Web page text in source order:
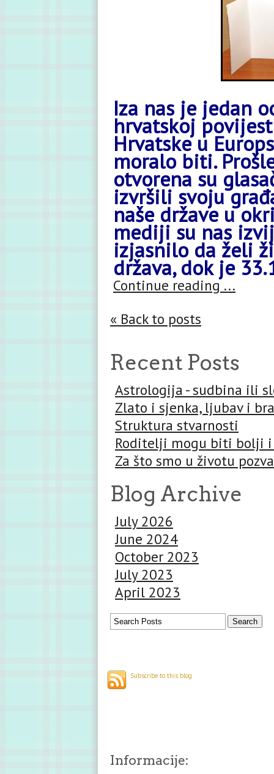
Iza nas je jedan
hrvatskoj
Hrvatske u
moralo biti.
otvorena su
izvršili svoju
naše države u
mediji su nas
izjasnilo da želi
država, dok je
Continue reading ...
« Back to posts
Recent Posts
Astrologija - sudbina ili
Zlato i sjenka, ljubav i
Struktura stvarnosti
Roditelji mogu biti bolji
Za što smo u životu
Blog Archive
July 2026
June 2024
October 2023
July 2023
April 2023
Subscribe to this blog
Informacije: